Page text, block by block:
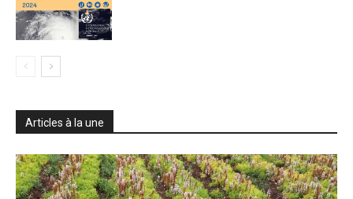
Articles à la une